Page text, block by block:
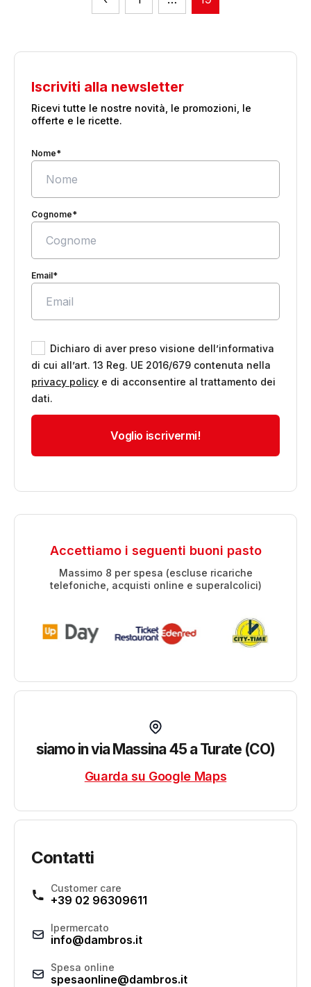
Iscriviti alla newsletter
Ricevi tutte le nostre novità, le promozioni, le
offerte e le ricette.
Nome*
Cognome*
Email*
Dichiaro di aver preso visione dell’informativa
di cui all’art. 13 Reg. UE 2016/679 contenuta nella
privacy policy e di acconsentire al trattamento dei
dati.
Accettiamo i seguenti buoni pasto
Massimo 8 per spesa (escluse ricariche
telefoniche, acquisti online e superalcolici)
siamo in via Massina 45 a Turate (CO)
Guarda su Google Maps
Contatti
Customer care
+39 02 96309611
Ipermercato
info@dambros.it
Spesa online
spesaonline@dambros.it